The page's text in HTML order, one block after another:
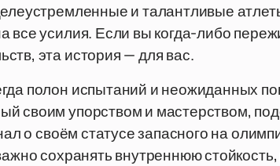
и талантливые
все усилия. Если вы когда-либо
эта история — для вас.
полон испытаний и неожиданных
своим упорством и мастерством,
о своём статусе запасного на
сохранять внутреннюю